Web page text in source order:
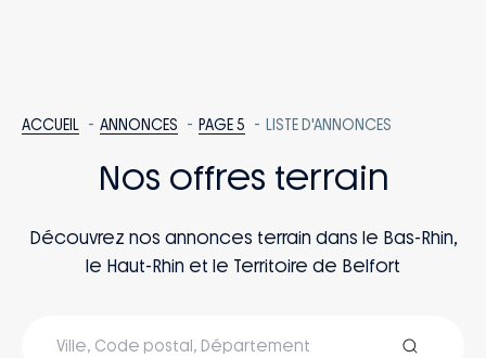
ACCUEIL ANNONCES PAGE 5 LISTE D'ANNONCES
Nos offres terrain
Découvrez nos annonces terrain dans le Bas-Rhin,
le Haut-Rhin et le Territoire de Belfort